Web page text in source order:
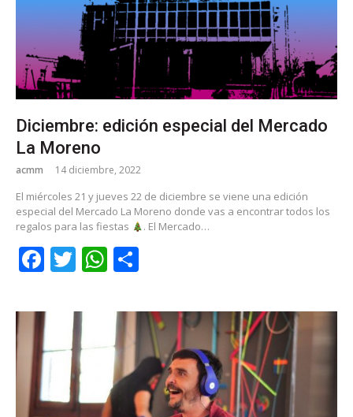
Diciembre: edición especial del Mercado
La Moreno
acmm 14 diciembre, 2022
El miércoles 21 y jueves 22 de diciembre se viene una edición
especial del Mercado La Moreno donde vas a encontrar todos los
regalos para las fiestas
. El Mercado…
Facebook
TwitterWhatsApp